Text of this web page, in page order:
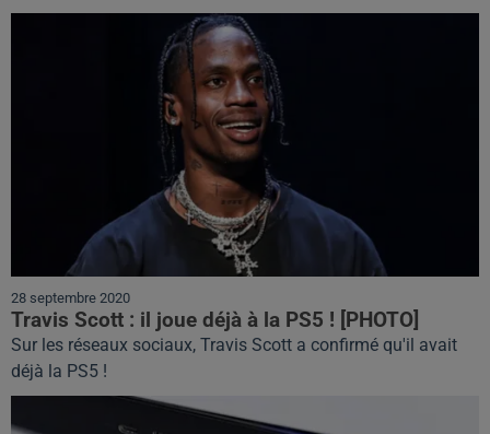
28 septembre 2020
Travis Scott : il joue déjà à la PS5 ! [PHOTO]
Sur les réseaux sociaux, Travis Scott a confirmé qu'il avait
déjà la PS5 !